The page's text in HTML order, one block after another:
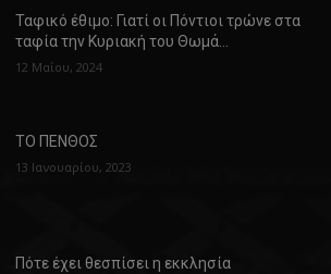
Ταφικό έθιμο: Γιατί οι Πόντιοι τρώνε στα
ταφία την Κυριακή του Θωμά…
12 Μαΐου, 2024
ΤΟ ΠΕΝΘΟΣ
13 Ιανουαρίου, 2023
Πότε έχει θεσπίσει η εκκλησία